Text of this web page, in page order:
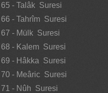
65 - Talâk Suresi
66 - Tahrîm Suresi
67 - Mülk Suresi
68 - Kalem Suresi
69 - Hâkka Suresi
70 - Meâric Suresi
71 - Nûh Suresi